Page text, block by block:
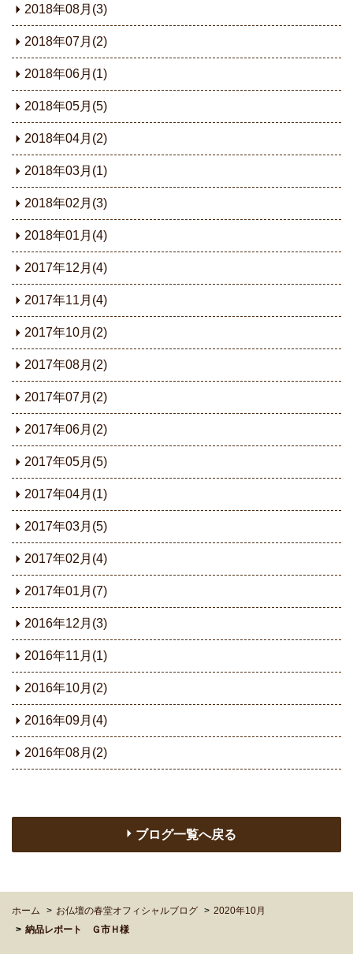
2018年08月(3)
2018年07月(2)
2018年06月(1)
2018年05月(5)
2018年04月(2)
2018年03月(1)
2018年02月(3)
2018年01月(4)
2017年12月(4)
2017年11月(4)
2017年10月(2)
2017年08月(2)
2017年07月(2)
2017年06月(2)
2017年05月(5)
2017年04月(1)
2017年03月(5)
2017年02月(4)
2017年01月(7)
2016年12月(3)
2016年11月(1)
2016年10月(2)
2016年09月(4)
2016年08月(2)
ブログ一覧へ戻る
ホーム お仏壇の春堂オフィシャルブログ
2020年10月
納品レポート Ｇ市Ｈ様